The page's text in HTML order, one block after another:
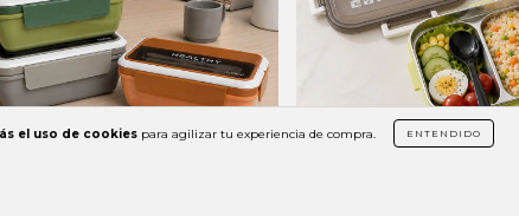
el uso de cookies para agilizar tu experiencia de compra. ENTENDIDO